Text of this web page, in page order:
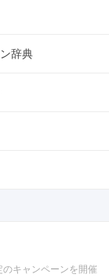
辞典
キャンペーンを開催